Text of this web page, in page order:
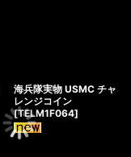
海兵隊実物 USMC チャ
レンジコイン
[TELM1F064]